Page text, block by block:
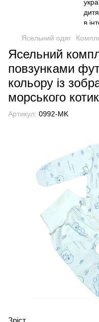
Ясельний одяг
Ясельний
повзунками
кольору із
морського
Артикул: 0992-MK
Зріст